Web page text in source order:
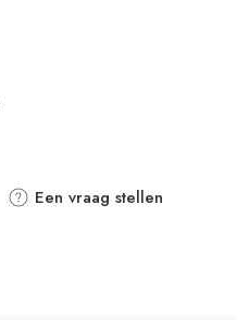
Een vraag stellen